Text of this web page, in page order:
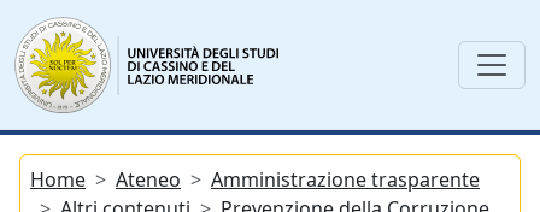
Home Ateneo
Amministrazione trasparente